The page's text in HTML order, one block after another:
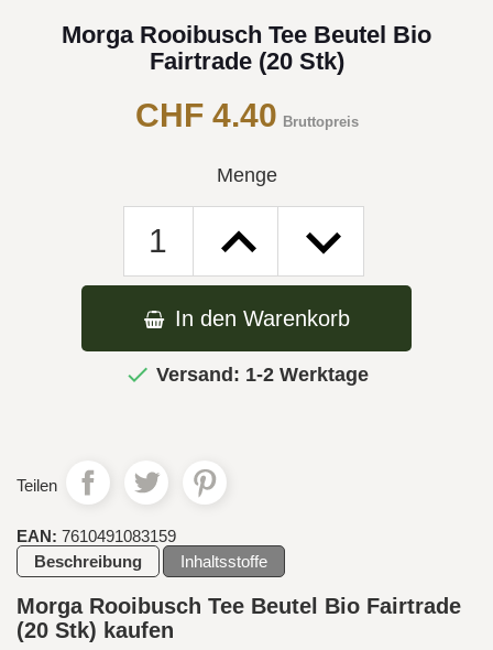
Morga Rooibusch Tee Beutel Bio
Fairtrade (20 Stk)
CHF 4.40 Bruttopreis
Menge
In den Warenkorb
 Versand: 1-2 Werktage
Teilen
EAN: 7610491083159
Beschreibung
Inhaltsstoffe
Morga Rooibusch Tee Beutel Bio Fairtrade
(20 Stk) kaufen